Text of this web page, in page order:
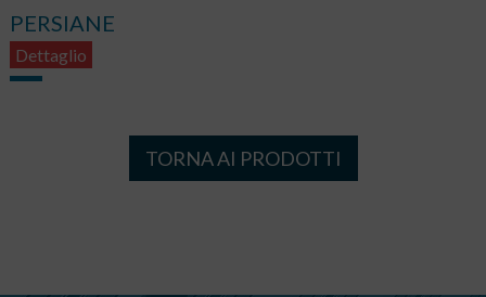
PERSIANE
Dettaglio
TORNA AI PRODOTTI